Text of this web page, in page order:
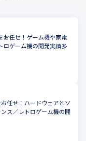
お任せ！ゲーム機や家電
ロゲーム機の開発実績多
任せ！ハードウェアとソ
ス／レトロゲーム機の開